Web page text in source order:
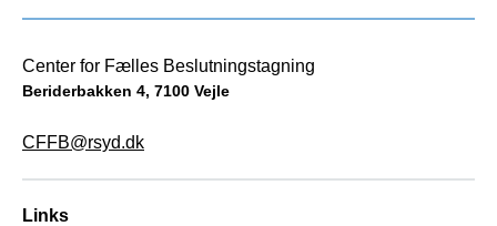
Links
Center for Fælles Beslutningstagning
Beriderbakken 4, 7100 Vejle
CFFB@rsyd.dk